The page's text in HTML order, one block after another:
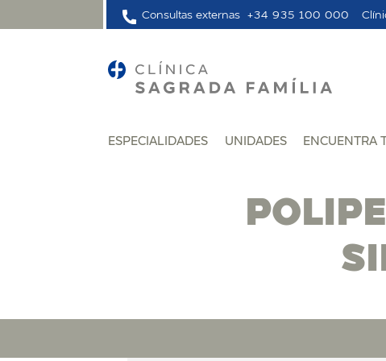
Consultas externas +34 935 100 000
ESPECIALIDADES UNIDADES ENCUENTRA